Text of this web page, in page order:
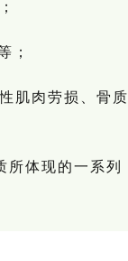
；
肌肉劳损、骨质
所体现的一系列